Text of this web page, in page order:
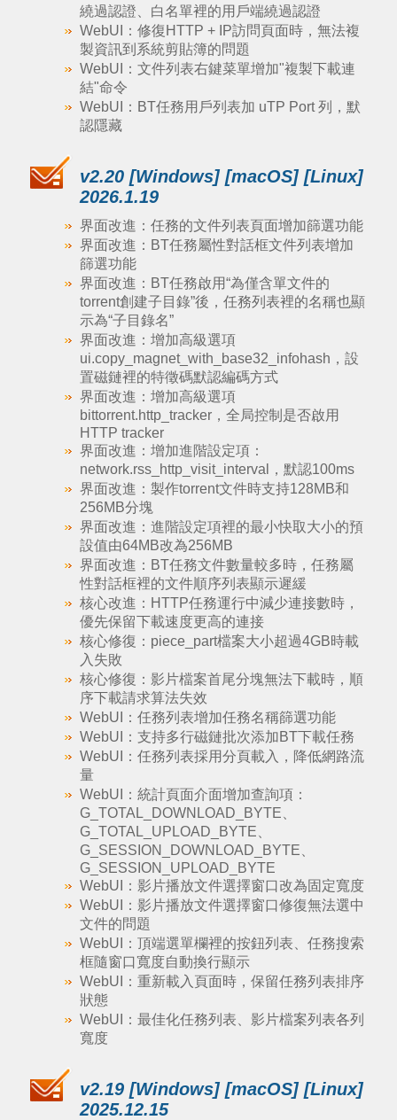
繞過認證、白名單裡的用戶端繞過認證
WebUI：修復HTTP + IP訪問頁面時，無法複
製資訊到系統剪貼簿的問題
WebUI：文件列表右鍵菜單增加"複製下載連
結"命令
WebUI：BT任務用戶列表加 uTP Port 列，默
認隱藏
v2.20 [Windows] [macOS] [Linux]
2026.1.19
界面改進：任務的文件列表頁面增加篩選功能
界面改進：BT任務屬性對話框文件列表增加
篩選功能
界面改進：BT任務啟用“為僅含單文件的
torrent創建子目錄”後，任務列表裡的名稱也顯
示為“子目錄名”
界面改進：增加高級選項
ui.copy_magnet_with_base32_infohash，設
置磁鏈裡的特徵碼默認編碼方式
界面改進：增加高級選項
bittorrent.http_tracker，全局控制是否啟用
HTTP tracker
界面改進：增加進階設定項：
network.rss_http_visit_interval，默認100ms
界面改進：製作torrent文件時支持128MB和
256MB分塊
界面改進：進階設定項裡的最小快取大小的預
設值由64MB改為256MB
界面改進：BT任務文件數量較多時，任務屬
性對話框裡的文件順序列表顯示遲緩
核心改進：HTTP任務運行中減少連接數時，
優先保留下載速度更高的連接
核心修復：piece_part檔案大小超過4GB時載
入失敗
核心修復：影片檔案首尾分塊無法下載時，順
序下載請求算法失效
WebUI：任務列表增加任務名稱篩選功能
WebUI：支持多行磁鏈批次添加BT下載任務
WebUI：任務列表採用分頁載入，降低網路流
量
WebUI：統計頁面介面增加查詢項：
G_TOTAL_DOWNLOAD_BYTE、
G_TOTAL_UPLOAD_BYTE、
G_SESSION_DOWNLOAD_BYTE、
G_SESSION_UPLOAD_BYTE
WebUI：影片播放文件選擇窗口改為固定寬度
WebUI：影片播放文件選擇窗口修復無法選中
文件的問題
WebUI：頂端選單欄裡的按鈕列表、任務搜索
框隨窗口寬度自動換行顯示
WebUI：重新載入頁面時，保留任務列表排序
狀態
WebUI：最佳化任務列表、影片檔案列表各列
寬度
v2.19 [Windows] [macOS] [Linux]
2025.12.15